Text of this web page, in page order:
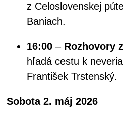
z Celoslovenskej
Baniach.
16:00 – Rozhovory
hľadá cestu k
František Trstenský.
Sobota 2. máj 2026